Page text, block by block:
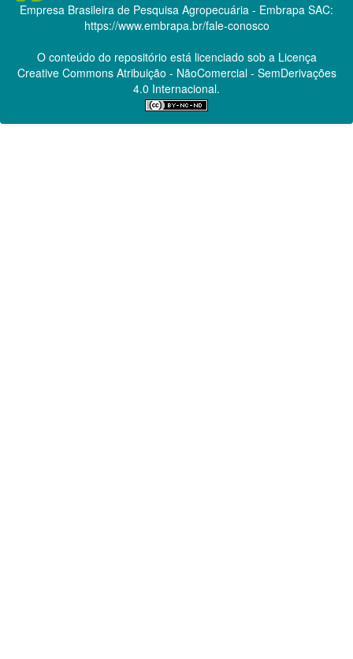
Empresa Brasileira de Pesquisa Agropecuária - Embrapa SAC:
https://www.embrapa.br/fale-conosco
O conteúdo do repositório está licenciado sob a Licença
Creative CommonsAtribuição - NãoComercial - SemDerivações
4.0 Internacional.